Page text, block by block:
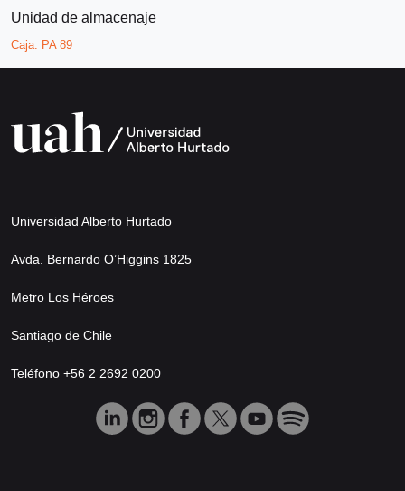
Unidad de almacenaje
Caja: PA 89
Universidad Alberto Hurtado
Avda. Bernardo O’Higgins 1825
Metro Los Héroes
Santiago de Chile
Teléfono +56 2 2692 0200